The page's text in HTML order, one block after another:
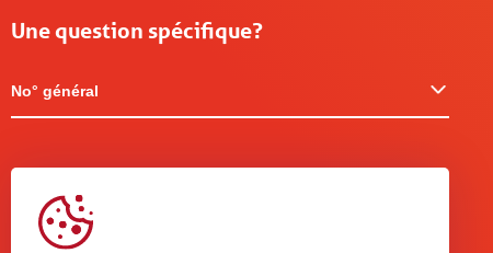
Une question spécifique?
No° général